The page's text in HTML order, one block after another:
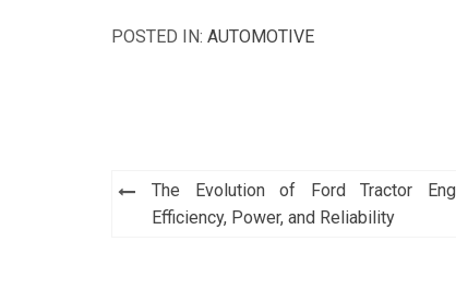
POSTED IN: AUTOMOTIVE
Post
navigation
The Evolution of Ford Tractor
Efficiency, Power, and Reliability